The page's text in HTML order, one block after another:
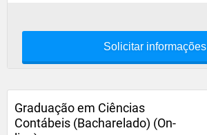
Solicitar informações
Graduação em Ciências
Contábeis (Bacharelado) (On-